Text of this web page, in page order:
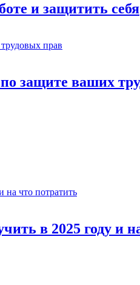
и защитить себя
защите ваших
в 2025 году и